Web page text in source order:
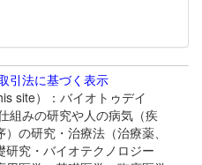
引法に基づく表示
site）：バイオトゥデイ
組みの研究や人の病気（疾
の研究・治療法（治療薬、
究・バイオテクノロジー